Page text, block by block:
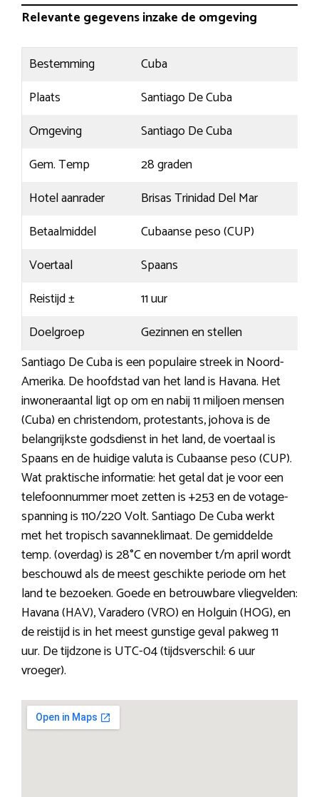
Relevante gegevens inzake de omgeving
Bestemming
Cuba
Plaats
Santiago De Cuba
Omgeving
Santiago De Cuba
Gem. Temp
28 graden
Hotel aanrader
Brisas Trinidad Del Mar
Betaalmiddel
Cubaanse peso (CUP)
Voertaal
Spaans
Reistijd ±
11 uur
Doelgroep
Gezinnen en stellen
Santiago De Cuba is een populaire streek in Noord-
Amerika. De hoofdstad van het land is Havana. Het
inwoneraantal ligt op om en nabij 11 miljoen mensen
(Cuba) en christendom, protestants, johova is de
belangrijkste godsdienst in het land, de voertaal is
Spaans en de huidige valuta is Cubaanse peso (CUP).
Wat praktische informatie: het getal dat je voor een
telefoonnummer moet zetten is +253 en de votage-
spanning is 110/220 Volt. Santiago De Cuba werkt
met het tropisch savanneklimaat. De gemiddelde
temp. (overdag) is 28°C en november t/m april wordt
beschouwd als de meest geschikte periode om het
land te bezoeken. Goede en betrouwbare vliegvelden:
Havana (HAV), Varadero (VRO) en Holguin (HOG), en
de reistijd is in het meest gunstige geval pakweg 11
uur. De tijdzone is UTC-04 (tijdsverschil: 6 uur
vroeger).